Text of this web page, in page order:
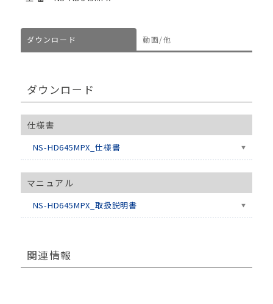
ダウンロード 動画/他
ダウンロード
仕様書
NS-HD645MPX_仕様書
マニュアル
NS-HD645MPX_取扱説明書
関連情報